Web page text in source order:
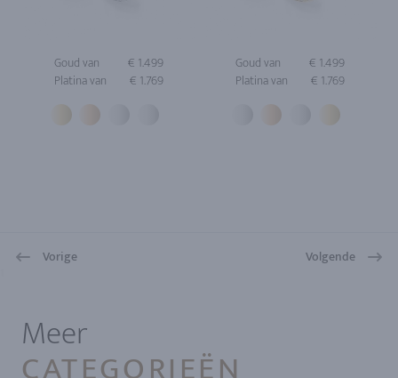
Goud van
€ 1.499
Platina van
€ 1.769
Goud van
€ 1.499
Platina van
€ 1.769
Vorige Volgende
Meer